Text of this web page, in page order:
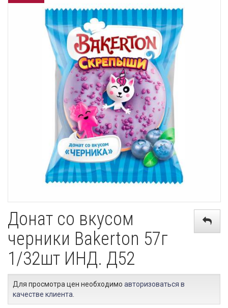
Донат со вкусом
черники Bakerton 57г
1/32шт ИНД. Д52
Для просмотра цен необходимо авторизоваться в
качестве клиента